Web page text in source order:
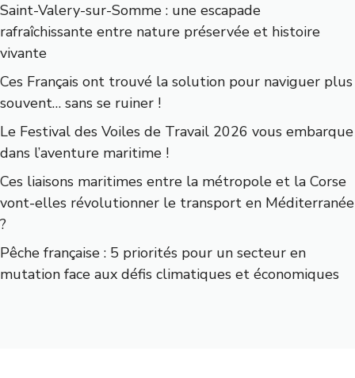
Saint-Valery-sur-Somme : une escapade
rafraîchissante entre nature préservée et histoire
vivante
Ces Français ont trouvé la solution pour naviguer plus
souvent… sans se ruiner !
Le Festival des Voiles de Travail 2026 vous embarque
dans l’aventure maritime !
Ces liaisons maritimes entre la métropole et la Corse
vont-elles révolutionner le transport en Méditerranée
?
Pêche française : 5 priorités pour un secteur en
mutation face aux défis climatiques et économiques